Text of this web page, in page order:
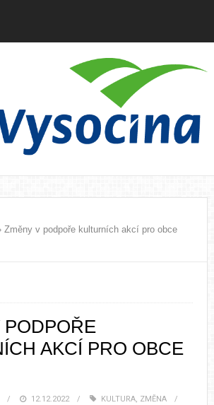
Změny v podpoře kulturních akcí pro obce
AKCÍ PRO OBCE
12.12.2022 KULTURA, ZMĚNA